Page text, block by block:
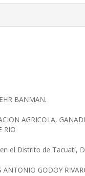
BANMAN.
AGRICOLA,
RIO
el Distrito de Tacuatí,
ANTONIO GODOY